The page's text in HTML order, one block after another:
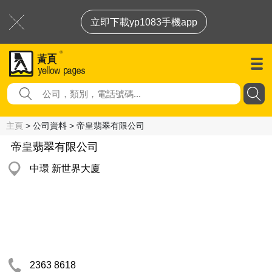
立即下載yp1083手機app
主頁 > 公司資料 > 帝皇翡翠有限公司
帝皇翡翠有限公司
中環 新世界大廈
2363 8618